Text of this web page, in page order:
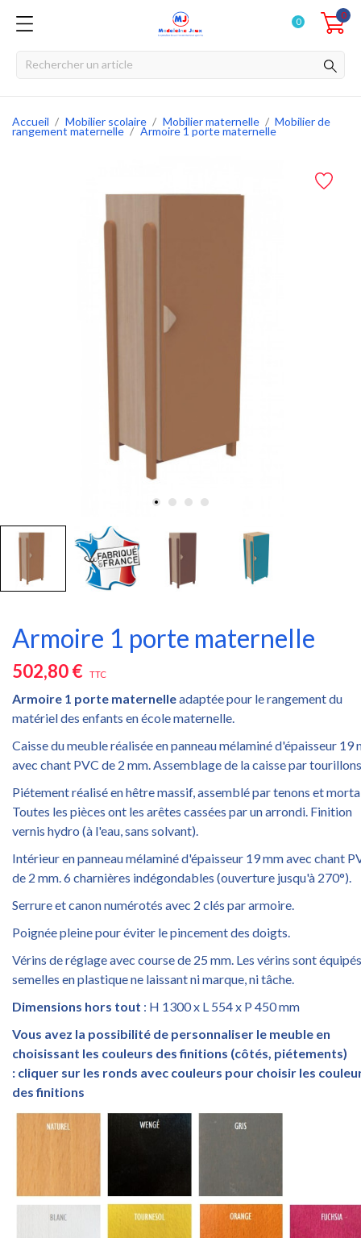
0
0
Accueil Mobilier scolaire Mobilier maternelle Mobilier de
rangement maternelle Armoire 1 porte maternelle
Armoire 1 porte maternelle
502,80 € TTC
Armoire 1 porte maternelleadaptée pour le rangement du
matériel des enfants en école maternelle.
Caisse du meuble réalisée en panneau mélaminé d'épaisseur 19
avec chant PVC de 2 mm. Assemblage de la caisse par
Piétement réalisé en hêtre massif, assemblé par tenons et
Toutes les pièces ont les arêtes cassées par un arrondi. Finition
vernis hydro (à l'eau, sans solvant).
Intérieur en panneau mélaminé d'épaisseur 19 mm avec chant
de 2 mm. 6 charnières indégondables (ouverture jusqu'à 270°).
Serrure et canon numérotés avec 2 clés par armoire.
Poignée pleine pour éviter le pincement des doigts.
Vérins de réglage avec course de 25 mm. Les vérins sont
semelles en plastique ne laissant ni marque, ni tâche.
Dimensions hors tout : H 1300 x L 554 x P 450 mm
Vous avez la possibilité de personnaliser le meuble en
choisissant les couleurs des finitions (côtés, piétements)
: cliquer sur les ronds avec couleurs pour choisir les
des finitions